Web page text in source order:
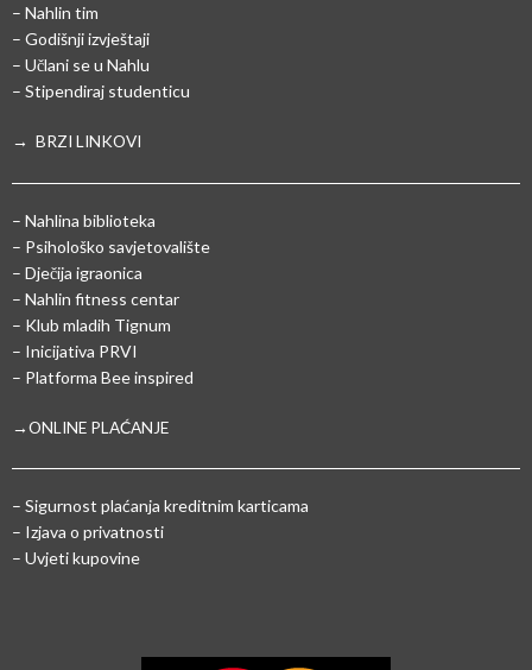
– Nahlin tim
– Godišnji izvještaji
– Učlani se u Nahlu
– Stipendiraj studenticu
→ BRZI LINKOVI
– Nahlina biblioteka
– Psihološko savjetovalište
– Dječija igraonica
– Nahlin fitness centar
– Klub mladih Tignum
– Inicijativa PRVI
– Platforma Bee inspired
→ONLINE PLAĆANJE
– Sigurnost plaćanja kreditnim karticama
– Izjava o privatnosti
– Uvjeti kupovine